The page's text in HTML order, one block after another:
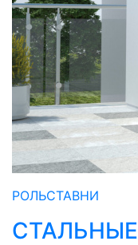
РОЛЬСТАВНИ
СТАЛЬНЫЕ